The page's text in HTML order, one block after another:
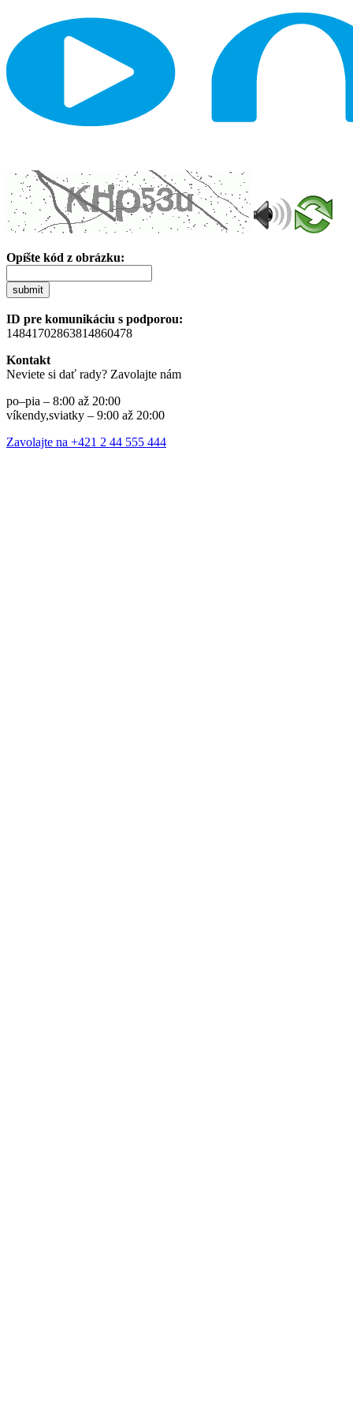
Opíšte kód z obrázku:
submit
ID pre komunikáciu s podporou:
14841702863814860478
Kontakt
Neviete si dať rady? Zavolajte nám
po–pia – 8:00 až 20:00
víkendy,sviatky – 9:00 až 20:00
Zavolajte na +421 2 44 555 444